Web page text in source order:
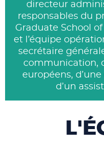
directeur
responsables du
Graduate School
et l’équipe
secrétaire
communication,
européens,
d’un